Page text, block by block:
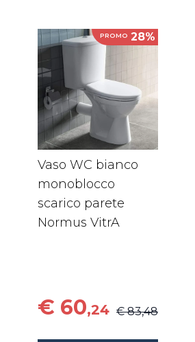
PROMO 28%
Vaso WC bianco
monoblocco
scarico parete
Normus VitrA
€ 60,24 € 83,48